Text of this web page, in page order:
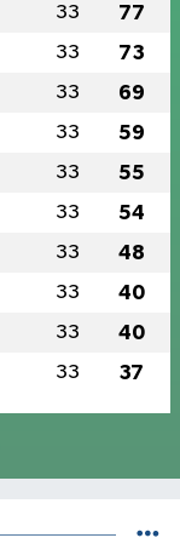
33 77
33 73
33 69
33 59
33 55
33 54
33 48
33 40
33 40
33 37